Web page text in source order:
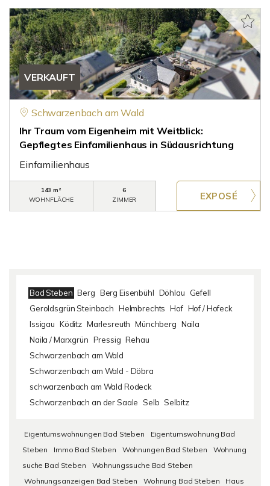
VERKAUFT
Schwarzenbach am Wald
Ihr Traum vom Eigenheim mit Weitblick:
Gepflegtes Einfamilienhaus in Südausrichtung
Einfamilienhaus
143 m²
WOHNFLÄCHE
6
ZIMMER
Bad Steben Berg Berg Eisenbühl Döhlau
Gefell
Geroldsgrün Steinbach Helmbrechts Hof Hof / Hofeck
Issigau Köditz Marlesreuth Münchberg Naila
Naila / Marxgrün Pressig Rehau
Schwarzenbach am Wald
Schwarzenbach am Wald - Döbra
schwarzenbach am Wald Rodeck
Schwarzenbach an der Saale Selb Selbitz
Eigentumswohnungen Bad Steben
Eigentumswohnung Bad
Steben
Immo Bad Steben Wohnungen Bad Steben
Wohnung
suche Bad Steben
Wohnungssuche Bad Steben
Wohnungsanzeigen Bad Steben
Wohnung Bad Steben
Haus